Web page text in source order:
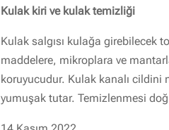
Kulak kiri ve kulak temizliği
Kulak salgısı kulağa girebilecek
maddelere, mikroplara ve
koruyucudur. Kulak kanalı cildini
yumuşak tutar. Temizlenmesi